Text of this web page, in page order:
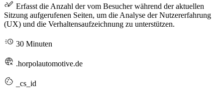
Erfasst die Anzahl der vom Besucher während der aktuellen
Sitzung aufgerufenen Seiten, um die Analyse der Nutzererfahrung
(UX) und die Verhaltensaufzeichnung zu unterstützen.
30 Minuten
.horpolautomotive.de
_cs_id